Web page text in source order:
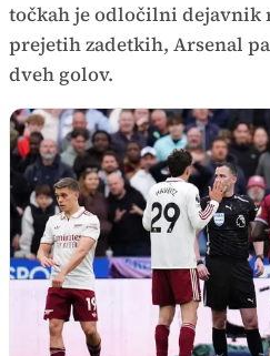
točkah je odločilni dejavnik
prejetih zadetkih, Arsenal
dveh golov.